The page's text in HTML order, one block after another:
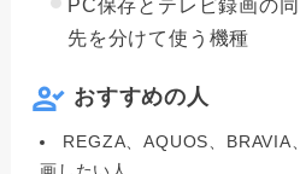
PC保存とテレビ録画の
先を分けて使う機種
おすすめの人
REGZA、AQUOS、
画したい人